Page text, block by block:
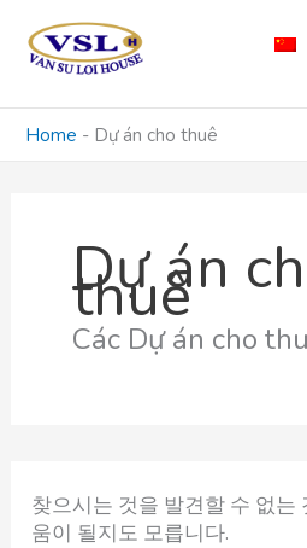
Home - Dự án cho thuê
Dự án
thuê
Các Dự án cho
찾으시는 것을 발견할 수 없는
움이 될지도 모릅니다.
색
대